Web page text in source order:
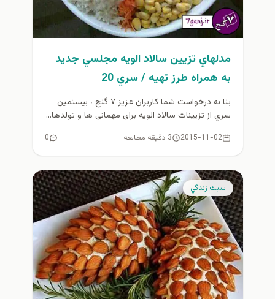
مدلهاي تزيين سالاد الويه مجلسي جديد
به همراه طرز تهيه / سري 20
بنا به درخواست شما كاربران عزيز ۷ گنج ، بيستمين
سري از تزیینات سالاد الویه برای مهمانی ها و تولدها...
2015-11-02 3 دقیقه مطالعه 0
سبك زندگي